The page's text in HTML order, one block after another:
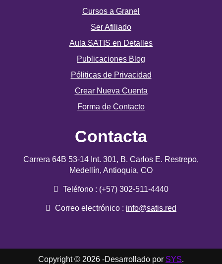
Cursos a Granel
Ser Afiliado
Aula SATIS en Detalles
Publicaciones Blog
Póliticas de Privacidad
Crear Nueva Cuenta
Forma de Contacto
Contacta
Carrera 64B 53-14 Int. 301, B. Carlos E. Restrepo,
Medellín, Antioquia, CO
Teléfono : (+57) 302-511-4440
Correo electrónico : info@satis.red
Copyright © 2026 -Desarrollado por SYS.